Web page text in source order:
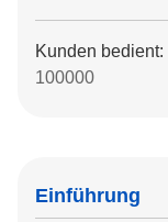
Kunden bedient:
100000
Einführung